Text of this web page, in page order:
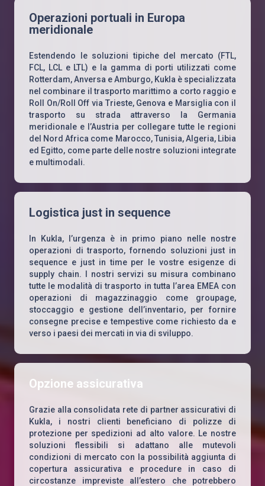
Operazioni portuali in Europa
meridionale
Estendendo le soluzioni tipiche del mercato (FTL,
FCL, LCL e LTL) e la gamma di porti utilizzati come
Rotterdam, Anversa e Amburgo, Kukla è specializzata
nel combinare il trasporto marittimo a corto raggio e
Roll On/Roll Off via Trieste, Genova e Marsiglia con il
trasporto su strada attraverso la Germania
meridionale e l’Austria per collegare tutte le regioni
del Nord Africa come Marocco, Tunisia, Algeria, Libia
ed Egitto, come parte delle nostre soluzioni integrate
e multimodali.
Logistica just in sequence
In Kukla, l’urgenza è in primo piano nelle nostre
operazioni di trasporto, fornendo soluzioni just in
sequence e just in time per le vostre esigenze di
supply chain. I nostri servizi su misura combinano
tutte le modalità di trasporto in tutta l’area EMEA con
operazioni di magazzinaggio come groupage,
stoccaggio e gestione dell’inventario, per fornire
consegne precise e tempestive come richiesto da e
verso i paesi dei mercati in via di sviluppo.
Opzione assicurativa
Grazie alla consolidata rete di partner assicurativi di
Kukla, i nostri clienti beneficiano di polizze di
protezione per spedizioni ad alto valore. Le nostre
soluzioni flessibili si adattano alle mutevoli
condizioni di mercato con la possibilità aggiunta di
copertura assicurativa e procedure in caso di
circostanze impreviste all’estero che potrebbero